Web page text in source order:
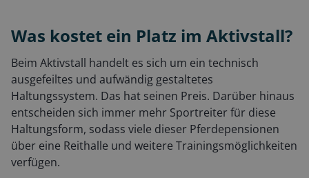
Was kostet ein Platz im Aktivstall?
Beim Aktivstall handelt es sich um ein technisch
ausgefeiltes und aufwändig gestaltetes
Haltungssystem. Das hat seinen Preis. Darüber hinaus
entscheiden sich immer mehr Sportreiter für diese
Haltungsform, sodass viele dieser Pferdepensionen
über eine Reithalle und weitere Trainingsmöglichkeiten
verfügen.